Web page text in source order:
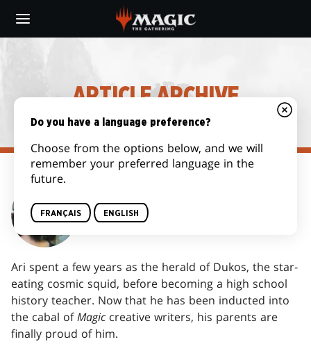
main
ARTICLE ARCHIVE
ARI LEVITCH
Ari spent a few years as the herald of Dukos, the star-
eating cosmic squid, before becoming a high school
history teacher. Now that he has been inducted into
the cabal ofMagic creative writers, his parents are
finally proud of him.
Do you have a language preference?
Choose from the options below, and we will
remember your preferred language in the
future.
FRANÇAIS ENGLISH